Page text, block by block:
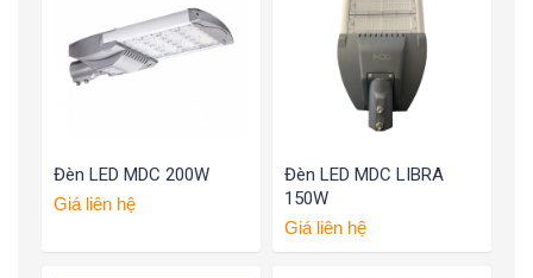
Đèn LED MDC 200W
Giá liên hệ
Đèn LED MDC LIBRA
150W
Giá liên hệ